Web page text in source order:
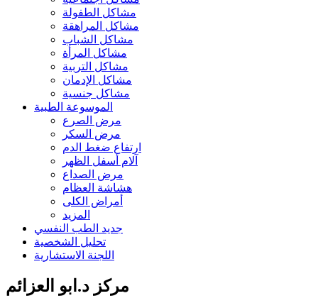
مشاكل الطفولة
مشاكل المراهقة
مشاكل الشباب
مشاكل المرأة
مشاكل التربية
مشاكل الإدمان
مشاكل جنسية
الموسوعة الطبية
مرض الصرع
مرض السكر
ارتفاع ضغط الدم
آلام أسفل الظهر
مرض الصداع
هشاشة العظام
أمراض الكلى
المزيد
جديد الطب النفسي
تحليل الشخصية
اللجنة الاستشارية
مركز د.ابو العزائم